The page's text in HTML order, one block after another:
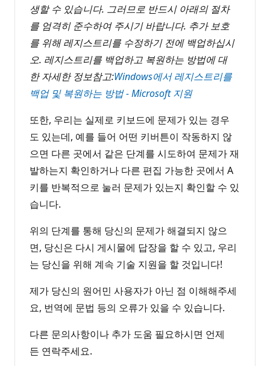
생할 수 있습니다. 그러므로 반드시 아래의 절차
를 엄격히 준수하여 주시기 바랍니다. 추가 보호
를 위해 레지스트리를 수정하기 전에 백업하십시
오. 레지스트리를 백업하고 복원하는 방법에 대
한 자세한 정보참고:Windows에서 레지스트리를
백업 및 복원하는 방법 - Microsoft 지원
또한, 우리는 실제로 키보드에 문제가 있는 경우
도 있는데, 예를 들어 어떤 키버튼이 작동하지 않
으면 다른 곳에서 같은 단계를 시도하여 문제가 재
발하는지 확인하거나 다른 편집 가능한 곳에서 A
키를 반복적으로 눌러 문제가 있는지 확인할 수 있
습니다.
위의 단계를 통해 당신의 문제가 해결되지 않으
면, 당신은 다시 게시물에 답장을 할 수 있고, 우리
는 당신을 위해 계속 기술 지원을 할 것입니다!
제가 당신의 원어민 사용자가 아닌 점 이해해주세
요, 번역에 문법 등의 오류가 있을 수 있습니다.
다른 문의사항이나 추가 도움 필요하시면 언제
든 연락주세요.